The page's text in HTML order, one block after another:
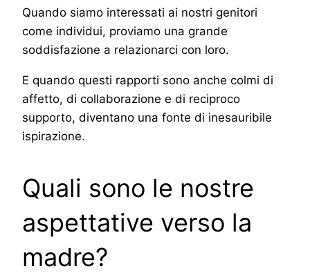
Quando siamo interessati ai nostri genitori
come individui, proviamo una grande
soddisfazione a relazionarci con loro.
E quando questi rapporti sono anche colmi di
affetto, di collaborazione e di reciproco
supporto, diventano una fonte di inesauribile
ispirazione.
Quali sono le nostre
aspettative verso la
madre?